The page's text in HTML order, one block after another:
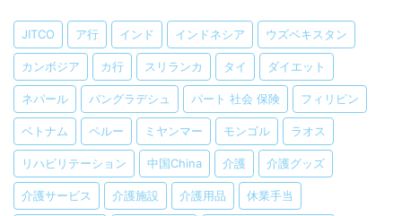
JITCO ア行 インド インドネシア ウズベキスタン
カンボジア カ行 スリランカ タイ ダイエット
ネパール バングラデシュ パート 社会 保険 フィリピン
ベトナム ペルー ミヤンマー モンゴル ラオス
リハビリテーション 中国China 介護 介護グッズ
介護サービス 介護施設 介護用品 休業手当